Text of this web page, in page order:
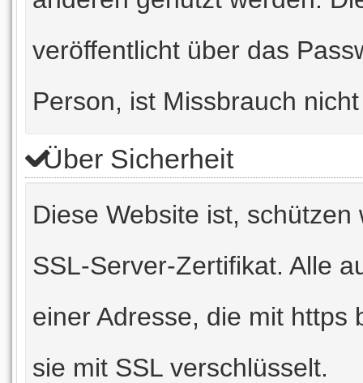
veröffentlicht über das
Person, ist Missbrauch
Über Sicherheit
Diese Website ist,
SSL-Server-Zertifikat. Alle
einer Adresse, die mit https
sie mit SSL verschlüsselt.